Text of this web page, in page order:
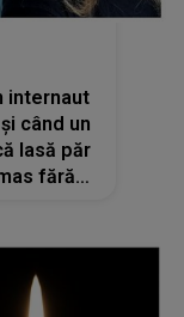
internaut
când un
lasă păr
fără